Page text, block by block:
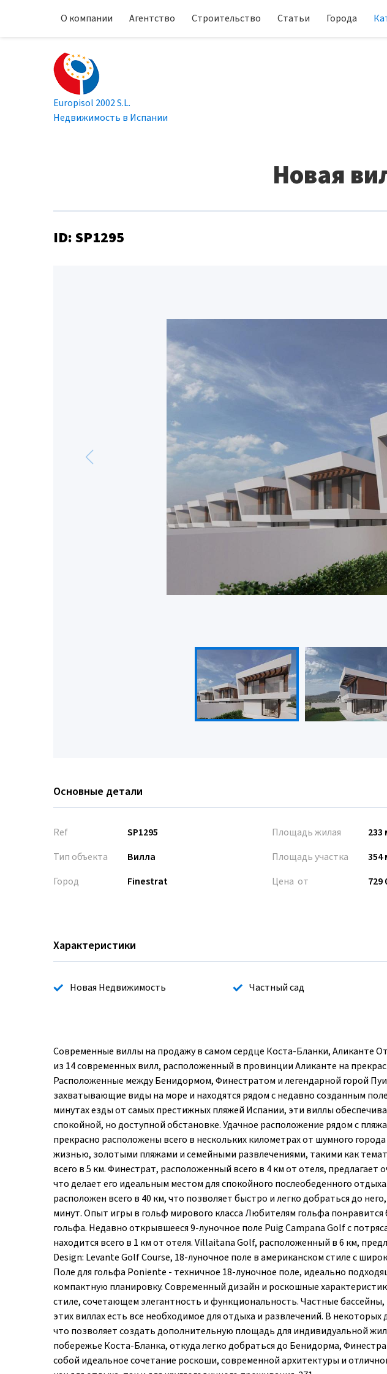
О компании Агентство Строительство Статьи Города
Europisol 2002 S.L.
Недвижимость в Испании
Новая
ID: SP1295
Основные детали
Ref
SP1295
Тип объекта
Вилла
Город
Finestrat
Площадь жилая
233
Площадь участка
354
Цена от
729
Характеристики
Новая Недвижимость Частный сад
Современные виллы на продажу в самом сердце Коста-Бланки, Аликанте
из 14 современных вилл, расположенный в провинции Аликанте на
Расположенные между Бенидормом, Финестратом и легендарной горой
захватывающие виды на море и находятся рядом с недавно созданным
минутах езды от самых престижных пляжей Испании, эти виллы
спокойной, но доступной обстановке. Удачное расположение рядом с
прекрасно расположены всего в нескольких километрах от шумного
жизнью, золотыми пляжами и семейными развлечениями, такими как
всего в 5 км. Финестрат, расположенный всего в 4 км от отеля,
что делает его идеальным местом для спокойного послеобеденного
расположен всего в 40 км, что позволяет быстро и легко добраться до
минут. Опыт игры в гольф мирового класса Любителям гольфа
гольфа. Недавно открывшееся 9-луночное поле Puig Campana Golf с
находится всего в 1 км от отеля. Villaitana Golf, расположенный в 6 км,
Design: Levante Golf Course, 18-луночное поле в американском стиле с
Поле для гольфа Poniente - техничное 18-луночное поле, идеально
компактную планировку. Современный дизайн и роскошные
стиле, сочетающем элегантность и функциональность. Частные
этих виллах есть все необходимое для отдыха и развлечений. В
что позволяет создать дополнительную площадь для индивидуальной
побережье Коста-Бланка, откуда легко добраться до Бенидорма,
собой идеальное сочетание роскоши, современной архитектуры и